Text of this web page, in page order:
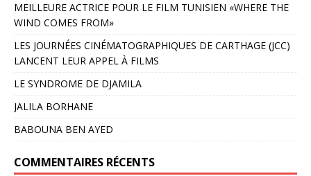
MEILLEURE ACTRICE POUR LE FILM TUNISIEN «WHERE THE
WIND COMES FROM»
LES JOURNÉES CINÉMATOGRAPHIQUES DE CARTHAGE (JCC)
LANCENT LEUR APPEL À FILMS
LE SYNDROME DE DJAMILA
JALILA BORHANE
BABOUNA BEN AYED
COMMENTAIRES RÉCENTS